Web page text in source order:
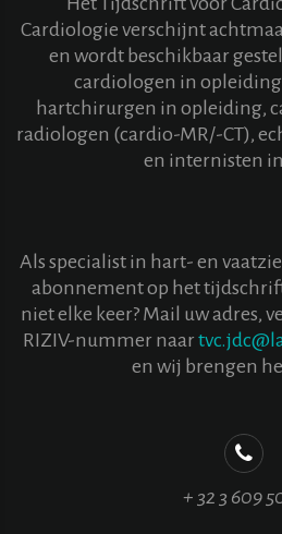
Cardiologie verschijnt
en wordt beschikbaar
cardiologen in
hartchirurgen in opleiding,
radiologen (cardio-MR/-CT),
en internisten
Als specialist in hart- en
abonnement op het
niet elke keer? Mail uw adres,
RIZIV-nummer naar
en wij brengen
+ 32 3 609